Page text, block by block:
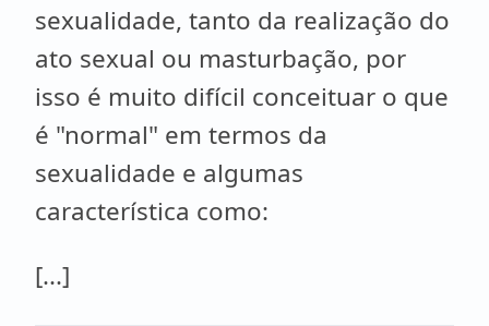
sexualidade, tanto da realização do
ato sexual ou masturbação, por
isso é muito difícil conceituar o que
é "normal" em termos da
sexualidade e algumas
característica como:
[...]